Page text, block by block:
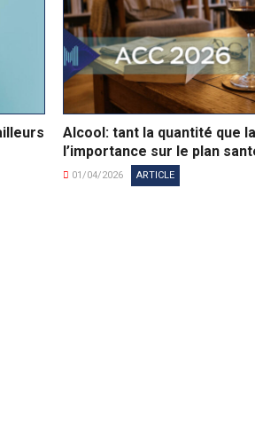
Alcool: tant la quantité que
l’importance sur le plan
01/04/2026 ARTICLE